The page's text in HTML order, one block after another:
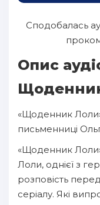
10
11
14
15
Сподобалась
Опис
«Щоденник
письменниці
«Щоденник
Лоли, однієї з
розповість
серіалу. Які